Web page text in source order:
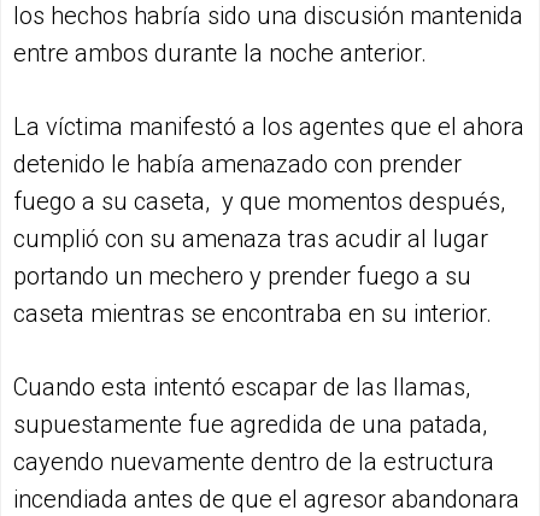
los hechos habría sido una discusión mantenida
entre ambos durante la noche anterior.
La víctima manifestó a los agentes que el ahora
detenido le había amenazado con prender
fuego a su caseta, y que momentos después,
cumplió con su amenaza tras acudir al lugar
portando un mechero y prender fuego a su
caseta mientras se encontraba en su interior.
Cuando esta intentó escapar de las llamas,
supuestamente fue agredida de una patada,
cayendo nuevamente dentro de la estructura
incendiada antes de que el agresor abandonara